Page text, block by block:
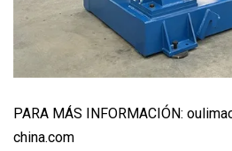
PARA MÁS INFORMACIÓN:
china.com